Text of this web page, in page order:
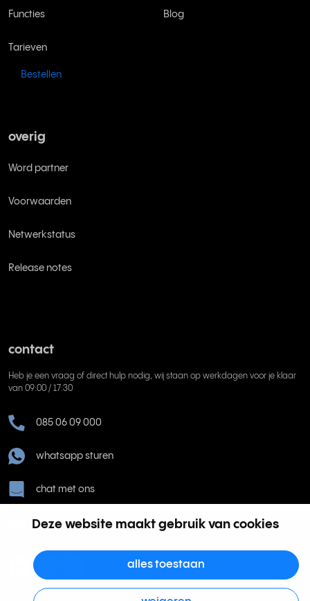
Deze website maakt gebruik van cookies
alles toestaan
Functies
Tarieven
Bestellen
Blog
overig
Word partner
Voorwaarden
Netwerkstatus
Release notes
contact
Heb je een vraag of direct hulp nodig, wij staan op werkdagen voor je klaar
van 09:00 / 17:30
085 06 09 000
whatsapp sturen
chat met ons
help@rinkel.nl